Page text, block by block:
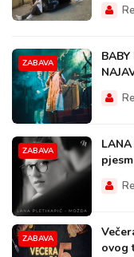
ZABAVA
ZABAVA
LANA
ZABAVA
ovog